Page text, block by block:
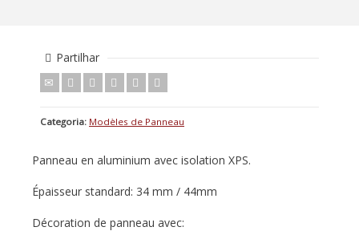
Partilhar
Categoria: Modèles de Panneau
Panneau en aluminium avec isolation XPS.
Épaisseur standard: 34 mm / 44mm
Décoration de panneau avec: